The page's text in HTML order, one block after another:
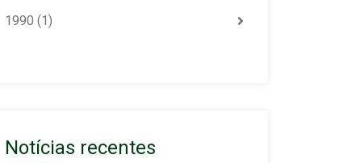
1990 (1)
Notícias recentes